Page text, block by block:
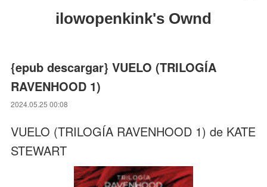
ilowopenkink's Ownd
{epub descargar} VUELO (TRILOGÍA
RAVENHOOD 1)
2024.05.25 00:08
VUELO (TRILOGÍA RAVENHOOD 1) de KATE
STEWART